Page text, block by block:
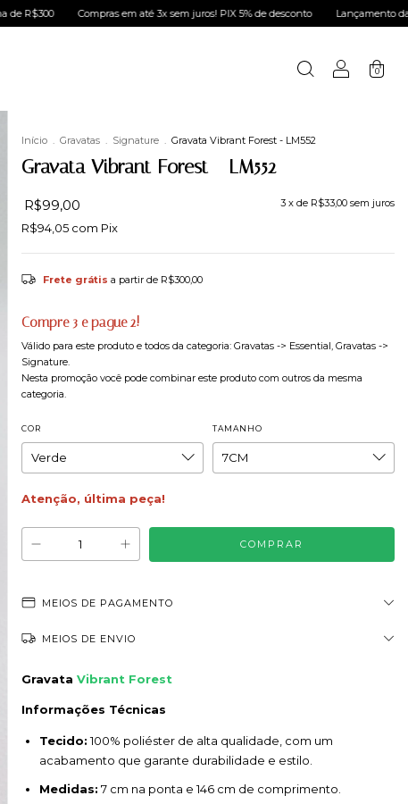
Compras em até 3x sem juros! PIX 5% de desconto Lançamento da nova coleção
0
Início . Gravatas . Signature . Gravata Vibrant Forest - LM552
Gravata Vibrant Forest - LM552
R$99,00 3 x de R$33,00 sem juros
R$94,05 com Pix
Frete grátis a partir de R$300,00
Compre 3 e pague 2!
Válido para este produto e todos da categoria: Gravatas -> Essential, Gravatas ->
Signature.
Nesta promoção você pode combinar este produto com outros da mesma
categoria.
COR TAMANHO
Atenção, última peça!
MEIOS DE PAGAMENTO
MEIOS DE ENVIO
Gravata Vibrant Forest
Informações Técnicas
Tecido:100% poliéster de alta qualidade, com um
acabamento que garante durabilidade e estilo.
Medidas: 7 cm na ponta e 146 cm de comprimento.